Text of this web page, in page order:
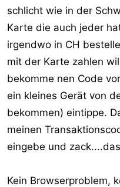
schlicht wie in der
Karte die auch jeder
irgendwo in CH
mit der Karte zahlen
bekomme nen Code
ein kleines Gerät von
bekommen) eintippe.
meinen
eingebe und
Kein Browserproblem,